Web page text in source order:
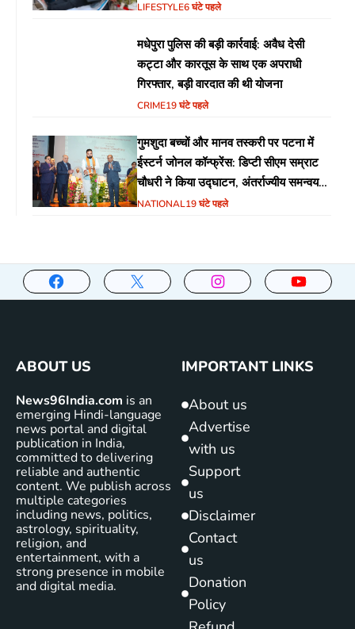
LIFESTYLE6 घंटे पहले
मधेपुरा पुलिस की बड़ी कार्रवाई: अवैध देसी
कट्टा और कारतूस के साथ एक अपराधी
गिरफ्तार, बड़ी वारदात की थी योजना
CRIME19 घंटे पहले
गुमशुदा बच्चों और मानव तस्करी पर पटना में
ईस्टर्न जोनल कॉन्फ्रेंस: डिप्टी सीएम सम्राट
चौधरी ने किया उद्घाटन, अंतर्राज्यीय समन्वय
पर जोर
NATIONAL19 घंटे पहले
ABOUT US
News96India.com is an
emerging Hindi-language
news portal and digital
publication in India,
committed to delivering
reliable and authentic
content. We publish across
multiple categories
including news, politics,
astrology, spirituality,
religion, and
entertainment, with a
strong presence in mobile
and digital media.
IMPORTANT LINKS
About us
Advertise
with us
Support
us
Disclaimer
Contact
us
Donation
Policy